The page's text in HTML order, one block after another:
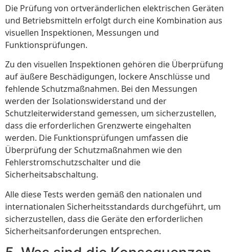
Die Prüfung von ortveränderlichen elektrischen Geräten
und Betriebsmitteln erfolgt durch eine Kombination aus
visuellen Inspektionen, Messungen und
Funktionsprüfungen.
Zu den visuellen Inspektionen gehören die Überprüfung
auf äußere Beschädigungen, lockere Anschlüsse und
fehlende Schutzmaßnahmen. Bei den Messungen
werden der Isolationswiderstand und der
Schutzleiterwiderstand gemessen, um sicherzustellen,
dass die erforderlichen Grenzwerte eingehalten
werden. Die Funktionsprüfungen umfassen die
Überprüfung der Schutzmaßnahmen wie den
Fehlerstromschutzschalter und die
Sicherheitsabschaltung.
Alle diese Tests werden gemäß den nationalen und
internationalen Sicherheitsstandards durchgeführt, um
sicherzustellen, dass die Geräte den erforderlichen
Sicherheitsanforderungen entsprechen.